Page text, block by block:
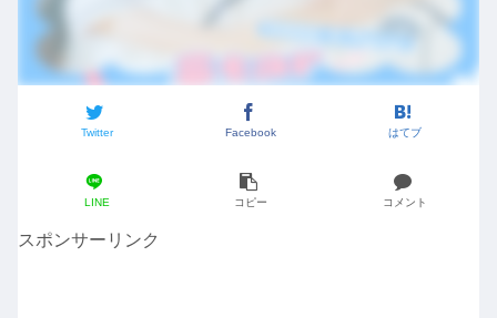
Twitter Facebook はてブ
LINE コピー コメント
スポンサーリンク